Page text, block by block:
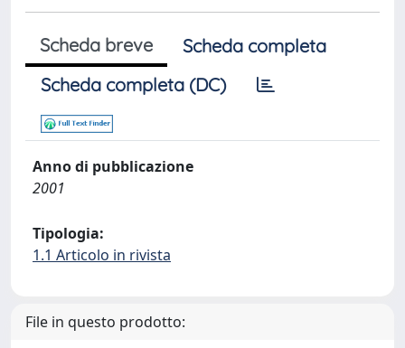
Scheda breve
Scheda completa
Scheda completa (DC)
Anno di pubblicazione
2001
Tipologia:
1.1 Articolo in rivista
File in questo prodotto: